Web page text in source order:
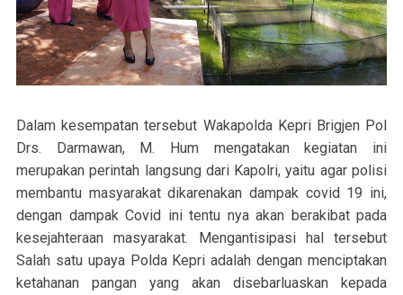
Dalam kesempatan tersebut Wakapolda Kepri Brigjen Pol
Drs. Darmawan, M. Hum mengatakan kegiatan ini
merupakan perintah langsung dari Kapolri, yaitu agar polisi
membantu masyarakat dikarenakan dampak covid 19 ini,
dengan dampak Covid ini tentu nya akan berakibat pada
kesejahteraan masyarakat. Mengantisipasi hal tersebut
Salah satu upaya Polda Kepri adalah dengan menciptakan
ketahanan pangan yang akan disebarluaskan kepada